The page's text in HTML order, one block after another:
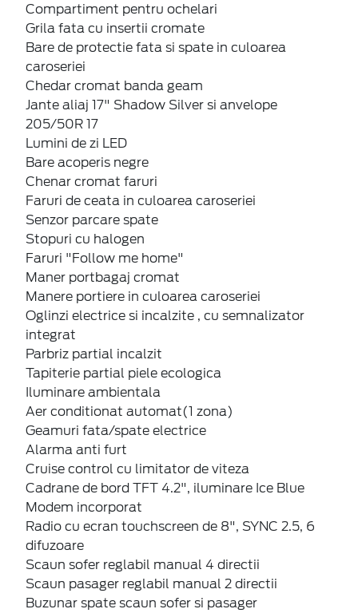
Compartiment pentru ochelari
Grila fata cu insertii cromate
Bare de protectie fata si spate in culoarea
caroseriei
Chedar cromat banda geam
Jante aliaj 17" Shadow Silver si anvelope
205/50R 17
Lumini de zi LED
Bare acoperis negre
Chenar cromat faruri
Faruri de ceata in culoarea caroseriei
Senzor parcare spate
Stopuri cu halogen
Faruri "Follow me home"
Maner portbagaj cromat
Manere portiere in culoarea caroseriei
Oglinzi electrice si incalzite , cu semnalizator
integrat
Parbriz partial incalzit
Tapiterie partial piele ecologica
Iluminare ambientala
Aer conditionat automat(1 zona)
Geamuri fata/spate electrice
Alarma anti furt
Cruise control cu limitator de viteza
Cadrane de bord TFT 4.2", iluminare Ice Blue
Modem incorporat
Radio cu ecran touchscreen de 8", SYNC 2.5, 6
difuzoare
Scaun sofer reglabil manual 4 directii
Scaun pasager reglabil manual 2 directii
Buzunar spate scaun sofer si pasager